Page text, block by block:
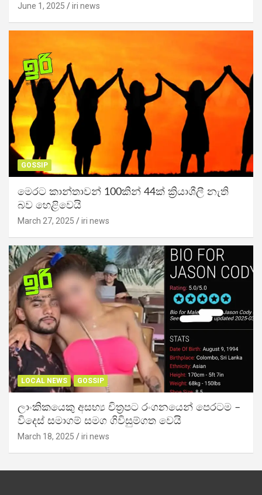
June 1, 2025 iri news
GOSSIP
මෙරට කාන්තාවන් 100කින් 44ක් ක්‍රියාශීලී නැති
බව හෙළිවෙයි
March 27, 2025 iri news
LOCAL NEWS GOSSIP
ලාංකිකයෙකු අසභ්‍ය චිත්‍රපට රංගනයෙන් පෙරටම –
විදෙස් සමාගම් සමග ගිවිසුම්ගත වෙයි
March 18, 2025 iri news